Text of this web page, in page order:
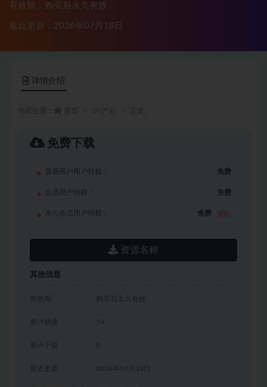
有效期：购买后永久有效
最近更新：2026年07月18日
详情介绍
免费下载
普通用户用户特权： 免费
会员用户特权： 免费
永久会员用户特权： 免费
资源名称
其他信息
有效期 购买后永久有效
累计销量 74
累计下载 8
2026年07月18日